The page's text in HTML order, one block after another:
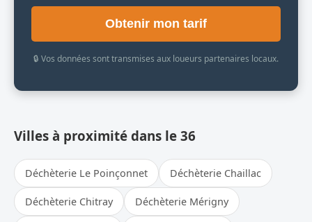
Obtenir mon tarif
🔒 Vos données sont transmises aux loueurs partenaires locaux.
Villes à proximité dans le 36
Déchèterie Le Poinçonnet Déchèterie Chaillac
Déchèterie Chitray Déchèterie Mérigny